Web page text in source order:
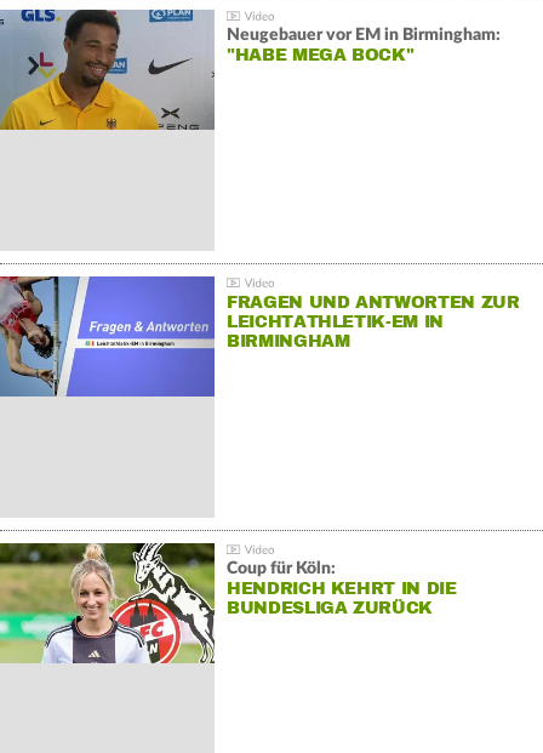
Neugebauer vor EM in Birmingham:
"HABE MEGA BOCK"
FRAGEN UND ANTWORTEN ZUR
LEICHTATHLETIK-EM IN
BIRMINGHAM
Coup für Köln:
HENDRICH KEHRT IN DIE
BUNDESLIGA ZURÜCK